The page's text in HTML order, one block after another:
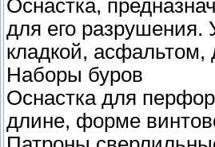
Оснастка,
для его разрушения.
кладкой, асфальтом,
Наборы буров
Оснастка для
длине, форме